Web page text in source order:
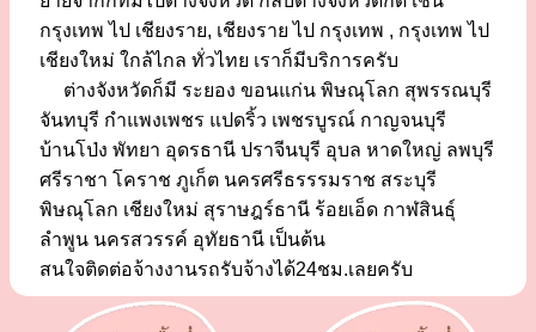
กรุงเทพ ไป เชียงราย, เชียงราย ไป กรุงเทพ , กรุงเทพ ไป
เชียงใหม่ ใกล้ไกล ทั่วไทย เราก็มีบริการครับ
ต่างจังหวัดก็มี ระยอง ขอนแก่น พิษณุโลก สุพรรณบุรี
จันทบุรี กำแพงเพชร แปดริ้ว เพชรบูรณ์ กาญจนบุรี
บ้านโป่ง พัทยา อุดรธานี ปราจีนบุรี อุบล หาดใหญ่ ลพบุรี
ศรีราชา โคราช ภูเก็ต นครศรีธรรรมราช สระบุรี
พิษณุโลก เชียงใหม่ สุราษฎร์ธานี ร้อยเอ็ด กาฬสินธุ์
ลำพูน นครสวรรค์ อุทัยธานี เป็นต้น
สนใจติดต่อจ้างงานรถรับจ้างได้24ชม.เลยครับ